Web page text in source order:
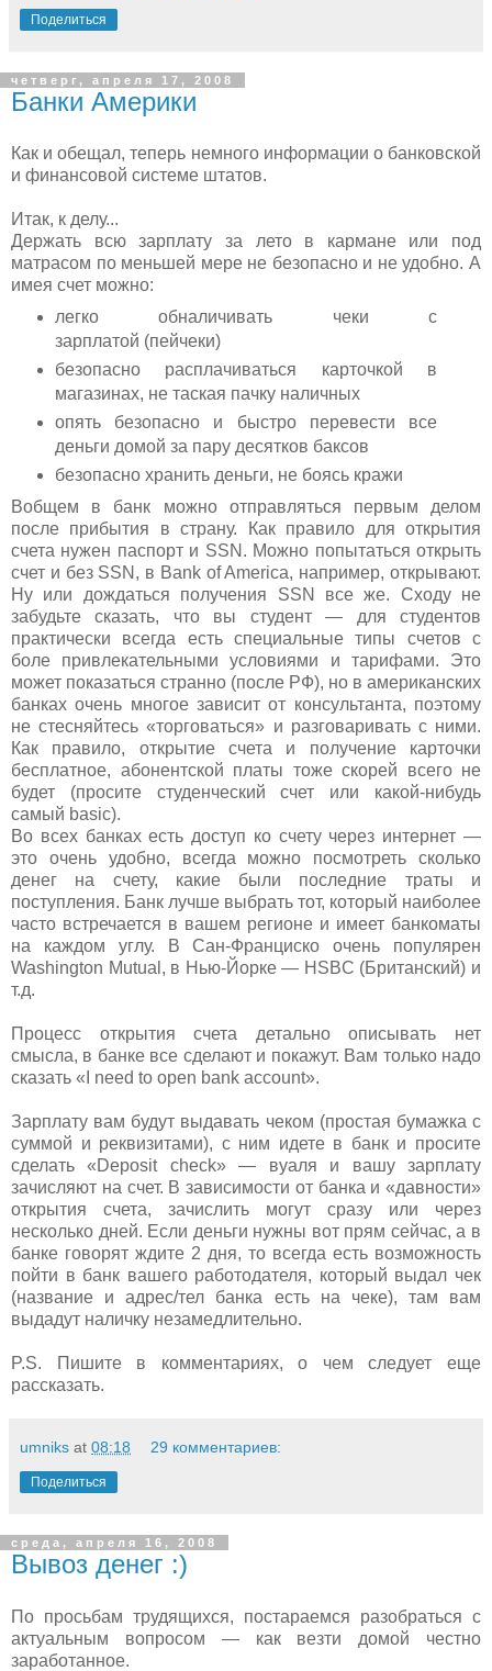
Поделиться
четверг, апреля 17, 2008
Банки Америки
Как и обещал, теперь немного информации о банковской
и финансовой системе штатов.
Итак, к делу...
Держать всю зарплату за лето в кармане или под
матрасом по меньшей мере не безопасно и не удобно. А
имея счет можно:
легко обналичивать чеки с
зарплатой (пейчеки)
безопасно расплачиваться карточкой в
магазинах, не таская пачку наличных
опять безопасно и быстро перевести все
деньги домой за пару десятков баксов
безопасно хранить деньги, не боясь кражи
Вобщем в банк можно отправляться первым делом
после прибытия в страну. Как правило для открытия
счета нужен паспорт и SSN. Можно попытаться открыть
счет и без SSN, в Bank of America, например, открывают.
Ну или дождаться получения SSN все же. Сходу не
забудьте сказать, что вы студент — для студентов
практически всегда есть специальные типы счетов с
боле привлекательными условиями и тарифами. Это
может показаться странно (после РФ), но в американских
банках очень многое зависит от консультанта, поэтому
не стесняйтесь «торговаться» и разговаривать с ними.
Как правило, открытие счета и получение карточки
бесплатное, абонентской платы тоже скорей всего не
будет (просите студенческий счет или какой-нибудь
самый basic).
Во всех банках есть доступ ко счету через интернет —
это очень удобно, всегда можно посмотреть сколько
денег на счету, какие были последние траты и
поступления. Банк лучше выбрать тот, который наиболее
часто встречается в вашем регионе и имеет банкоматы
на каждом углу. В Сан-Франциско очень популярен
Washington Mutual, в Нью-Йорке — HSBC (Британский) и
т.д.
Процесс открытия счета детально описывать нет
смысла, в банке все сделают и покажут. Вам только надо
сказать «I need to open bank account».
Зарплату вам будут выдавать чеком (простая бумажка с
суммой и реквизитами), с ним идете в банк и просите
сделать «Deposit check» — вуаля и вашу зарплату
зачисляют на счет. В зависимости от банка и «давности»
открытия счета, зачислить могут сразу или через
несколько дней. Если деньги нужны вот прям сейчас, а в
банке говорят ждите 2 дня, то всегда есть возможность
пойти в банк вашего работодателя, который выдал чек
(название и адрес/тел банка есть на чеке), там вам
выдадут наличку незамедлительно.
P.S. Пишите в комментариях, о чем следует еще
рассказать.
umniks at 08:18 29 комментариев:
Поделиться
среда, апреля 16, 2008
Вывоз денег :)
По просьбам трудящихся, постараемся разобраться с
актуальным вопросом — как везти домой честно
заработанное.